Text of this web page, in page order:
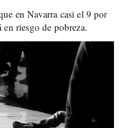
en Navarra casi el 9 por
riesgo de pobreza.